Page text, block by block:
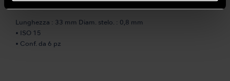
Lunghezza : 33 mm Diam. stelo. : 0,8 mm
• ISO 15
• Conf. da 6 pz